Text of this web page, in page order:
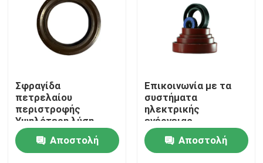
Σπίτι
Σφραγίδα
πετρελαίου
περιστροφής
Υψηλότερη λύση
σφράγισης για
εφαρμογές
περιστροφής υψηλής
Αποστολή
Επικοινωνία με τα
συστήματα
ηλεκτρικής
ενέργειας
Αποστολή